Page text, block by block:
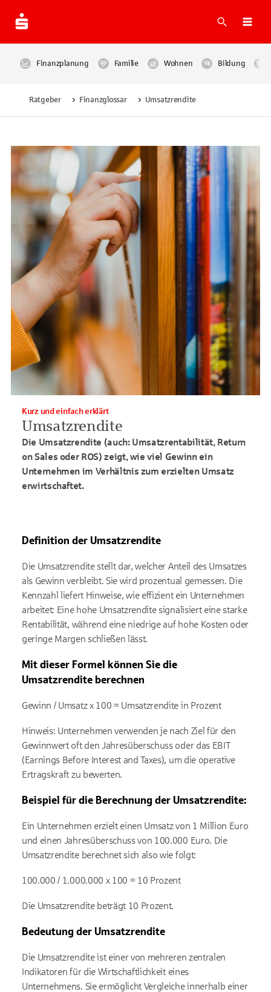
Suche
Finanzplanung Familie Wohnen Bildung
Ratgeber Finanzglossar Umsatzrendite
Umsatzrendite
Kurz und einfach erklärt
Die Umsatzrendite (auch: Umsatzrentabilität, Return
on Sales oder ROS) zeigt, wie viel Gewinn ein
Unternehmen im Verhältnis zum erzielten Umsatz
erwirtschaftet.
Definition der Umsatzrendite
Die Umsatzrendite stellt dar, welcher Anteil des Umsatzes
als Gewinn verbleibt. Sie wird prozentual gemessen. Die
Kennzahl liefert Hinweise, wie effizient ein Unternehmen
arbeitet: Eine hohe Umsatzrendite signalisiert eine starke
Rentabilität, während eine niedrige auf hohe Kosten oder
geringe Margen schließen lässt.
Mit dieser Formel können Sie die
Umsatzrendite berechnen
Gewinn / Umsatz x 100 = Umsatzrendite in Prozent
Hinweis: Unternehmen verwenden je nach Ziel für den
Gewinnwert oft den Jahresüberschuss oder das EBIT
(Earnings Before Interest and Taxes), um die operative
Ertragskraft zu bewerten.
Beispiel für die Berechnung der Umsatzrendite:
Ein Unternehmen erzielt einen Umsatz von 1 Million Euro
und einen Jahresüberschuss von 100.000 Euro. Die
Umsatzrendite berechnet sich also wie folgt:
100.000 / 1.000.000 x 100 = 10 Prozent
Die Umsatzrendite beträgt 10 Prozent.
Bedeutung der Umsatzrendite
Die Umsatzrendite ist einer von mehreren zentralen
Indikatoren für die Wirtschaftlichkeit eines
Unternehmens. Sie ermöglicht Vergleiche innerhalb einer